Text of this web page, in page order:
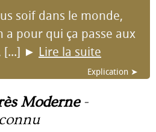
soif dans le monde,
a pour qui ça passe aux
[...] ► Lire la suite
Explication ➤
Moderne-